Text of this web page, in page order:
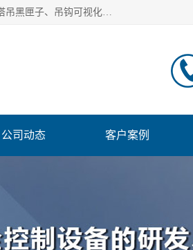
安徽赛芙智能科技有限公司是一家主营智慧化工地解决方案的企业，主营产品有：塔机安全监测系统、塔吊黑匣子、吊钩可视化、吊钩可视化系统、塔机安全监控系统、塔机黑匣子等。创建至今始终关注用户需求，为用户提供有的产品和服务。
公司动态 客户案例